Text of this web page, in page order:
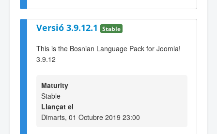
Versió 3.9.12.1 Stable
This is the Bosnian Language Pack for Joomla!
3.9.12
Maturity
Stable
Llançat el
Dimarts, 01 Octubre 2019 23:00